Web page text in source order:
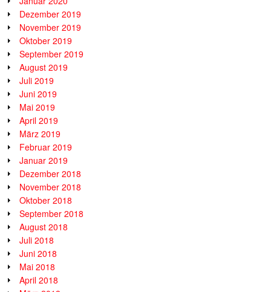
Dezember 2019
November 2019
Oktober 2019
September 2019
August 2019
Juli 2019
Juni 2019
Mai 2019
April 2019
März 2019
Februar 2019
Januar 2019
Dezember 2018
November 2018
Oktober 2018
September 2018
August 2018
Juli 2018
Juni 2018
Mai 2018
April 2018